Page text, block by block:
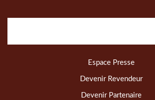
Espace Presse
Devenir Revendeur
Devenir Partenaire